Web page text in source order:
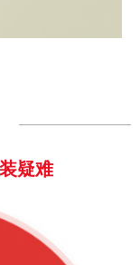
疑难